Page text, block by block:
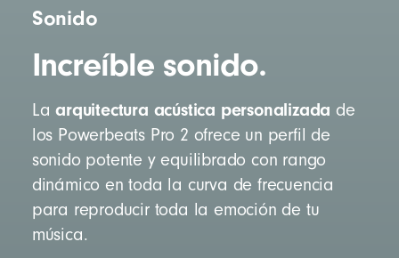
Sonido
Increíble sonido.
Laarquitectura acústica personalizada de
los Powerbeats Pro 2 ofrece un perfil de
sonido potente y equilibrado con rango
dinámico en toda la curva de frecuencia
para reproducir toda la emoción de tu
música.